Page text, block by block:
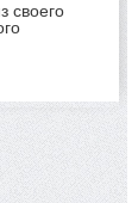
своего